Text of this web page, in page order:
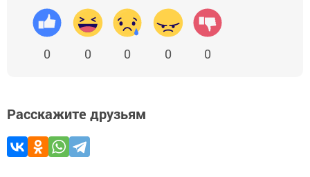
0 0 0 0 0
Расскажите друзьям